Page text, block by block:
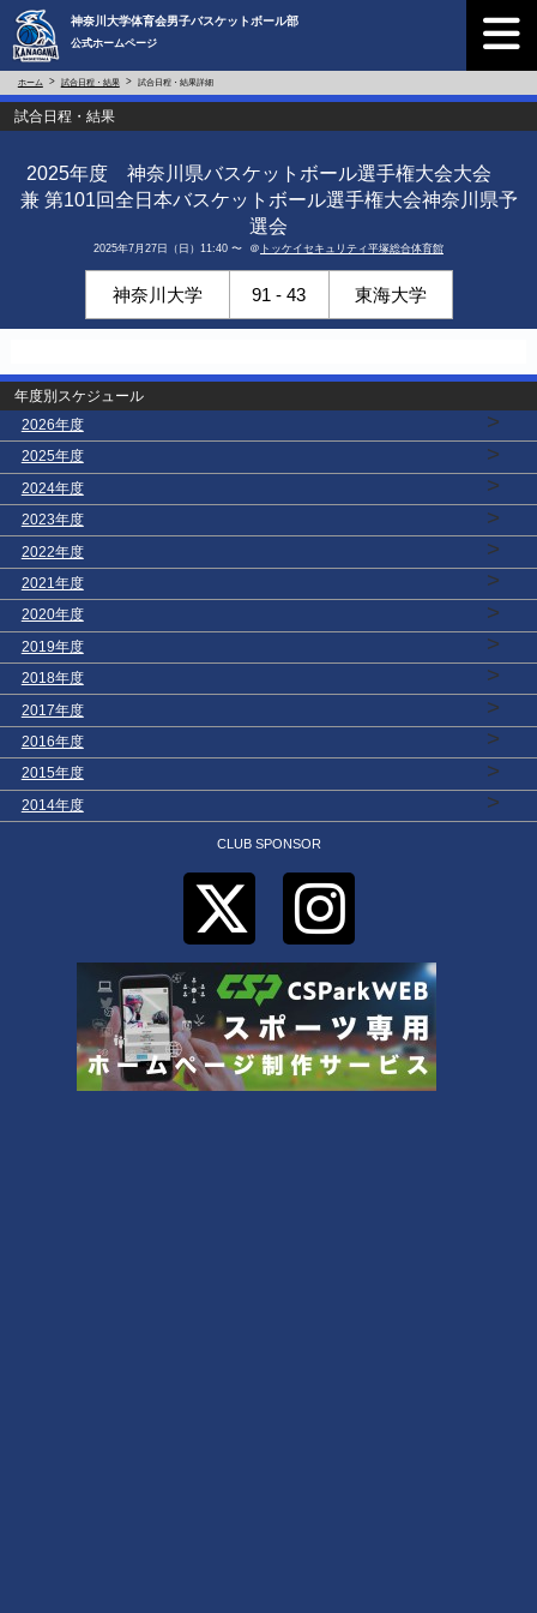
神奈川大学体育会男子バスケットボール部
公式ホームページ
ホーム 試合日程・結果 試合日程・結果詳細
試合日程・結果
2025年度 神奈川県バスケットボール選手権大会大会
兼 第101回全日本バスケットボール選手権大会神奈川県予
選会
2025年7月27日（日）11:40 〜 ＠ トッケイセキュリティ平塚総合体育館
神奈川大学 91 - 43 東海大学
年度別スケジュール
2026年度
>
2025年度 >
2024年度 >
2023年度 >
2022年度 >
2021年度 >
2020年度 >
2019年度 >
2018年度 >
2017年度 >
2016年度 >
2015年度 >
2014年度 >
CLUB SPONSOR